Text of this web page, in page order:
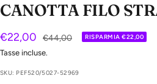
1
3
CANOTTA FILO
Prezzo
di
vendita
€22,00
Prezzo
regolare
€44,00 RISPARMIA €22,00
Tasse incluse.
SKU: PEF520/5027-52969